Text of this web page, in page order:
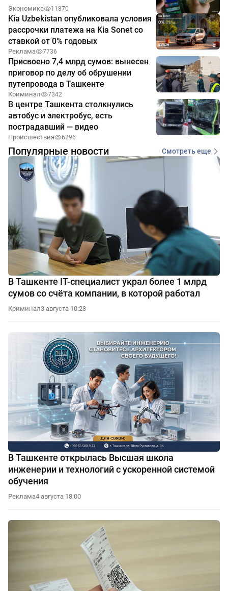
Экономика 11870
Kia Uzbekistan опубликовала условия
рассрочки платежа на Kia Sonet со
ставкой от 0% годовых
Реклама 7736
Присвоено 7,4 млрд сумов: вынесен
приговор по делу об обрушении
путепровода в Ташкенте
Криминал 7342
В центре Ташкента столкнулись
автобус и электробус, есть
пострадавший — видео
Происшествия 6296
Популярные новости Смотреть еще
В Ташкенте IT-специалист украл более 1 млрд
сумов со счёта компании, в которой работал
Криминал3 августа 10:28
В Ташкенте открылась Высшая школа
инженерии и технологий с ускоренной системой
обучения
Реклама4 августа 18:00